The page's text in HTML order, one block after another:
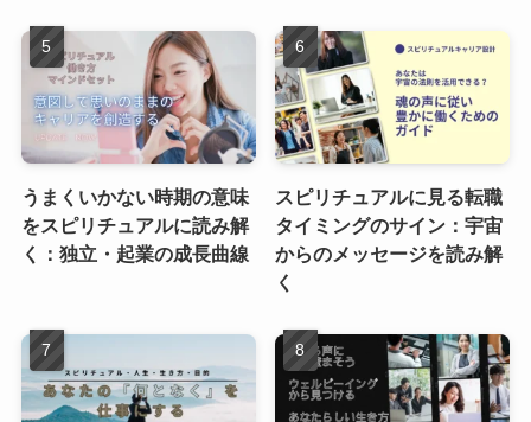
うまくいかない時期の意味
をスピリチュアルに読み解
く：独立・起業の成長曲線
スピリチュアルに見る転職
タイミングのサイン：宇宙
からのメッセージを読み解
く